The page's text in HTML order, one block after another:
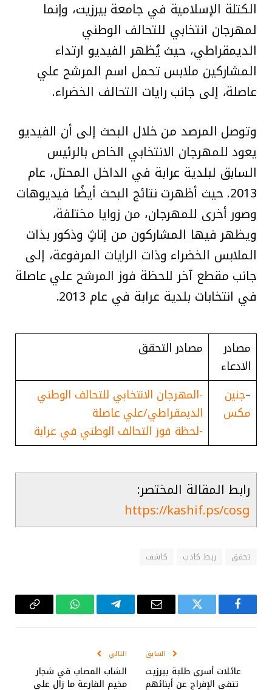
الكتلة الإسلامية في جامعة بيرزيت، وإنما
لمهرجان انتخابي للتحالف الوطني
الديمقراطي، حيث يُظهر الفيديو ارتداء
المشاركين ملابس تحمل اسم المرشح علي
عاصلة، إلى جانب رايات التحالف الخضراء.
وتوصل المرصد من خلال البحث إلى أن الفيديو
يعود للمهرجان الانتخابي الخاص بالرئيس
السابق لبلدية عرابة في الداخل المحتل، عام
2013. حيث أظهرت نتائج البحث أيضًا فيديوهات
وصور أخرى للمهرجان، من زوايا مختلفة،
ويظهر فيها المشاركون من إناثٍ وذكور بذات
الملابس الخضراء وذات الرايات المرفوعة، إلى
جانب مقطع آخر للحظة فوز المرشح علي عاصلة
في انتخابات بلدية عرابة في عام 2013.
مصادر
الادعاء
مصادر التحقق
–جنين
مكس
-المهرجان الانتخابي للتحالف الوطني
الديمقراطي/علي عاصلة
-لحظة فوز التحالف الوطني في عرابة
رابط المقالة المختصر:
https://kashif.ps/cosg
تحقق ربط كاذب كاشف
فيسبوك تويتر
البريد
تيلقرام واتساب Copy
السابق
عائلات أسرى طلبة بيرزيت
تنفي الإفراج عن أبنائهم
التالي
الشاب المصاب في شجار
مخيم الفارعة ما زال على